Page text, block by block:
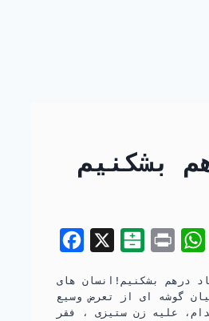
بشکنیم
c
e
l
a
i
n
درهم بشکنیم!انسان های
گوشه ای از تعرض وسیع
علیه زن ستیزی ، فقر